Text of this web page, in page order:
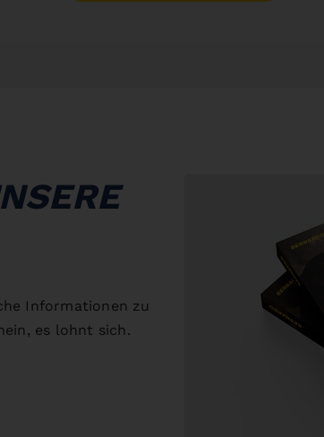
Informationen zu
es lohnt sich.